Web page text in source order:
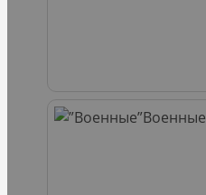
Военные